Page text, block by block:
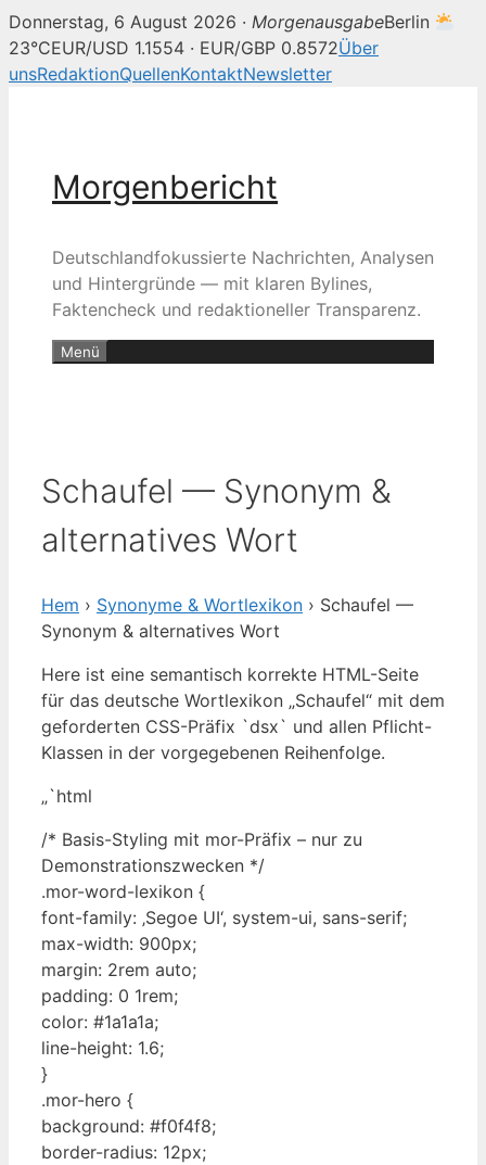
Donnerstag, 6 August 2026 · MorgenausgabeBerlin
23°CEUR/USD 1.1554 · EUR/GBP 0.8572Über
unsRedaktionQuellenKontaktNewsletter
Morgenbericht
Deutschlandfokussierte Nachrichten, Analysen
und Hintergründe — mit klaren Bylines,
Faktencheck und redaktioneller Transparenz.
Menü
Schaufel — Synonym &
alternatives Wort
Hem › Synonyme & Wortlexikon › Schaufel —
Synonym & alternatives Wort
Here ist eine semantisch korrekte HTML-Seite
für das deutsche Wortlexikon „Schaufel“ mit dem
geforderten CSS-Präfix `dsx` und allen Pflicht-
Klassen in der vorgegebenen Reihenfolge.
„`html
/* Basis-Styling mit mor-Präfix – nur zu
Demonstrationszwecken */
.mor-word-lexikon {
font-family: ‚Segoe UI‘, system-ui, sans-serif;
max-width: 900px;
margin: 2rem auto;
padding: 0 1rem;
color: #1a1a1a;
line-height: 1.6;
}
.mor-hero {
background: #f0f4f8;
border-radius: 12px;